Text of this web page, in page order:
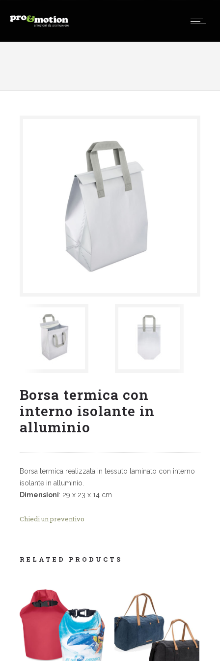
Borsa termica con
interno isolante in
alluminio
Borsa termica realizzata in tessuto laminato con interno
isolante in alluminio.
Dimensioni: 29 x 23 x 14 cm
Chiedi un preventivo
RELATED PRODUCTS